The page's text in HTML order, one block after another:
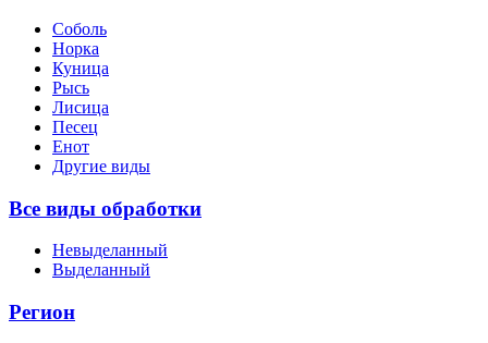
Соболь
Норка
Куница
Рысь
Лисица
Песец
Енот
Другие виды
Все виды обработки
Невыделанный
Выделанный
Регион